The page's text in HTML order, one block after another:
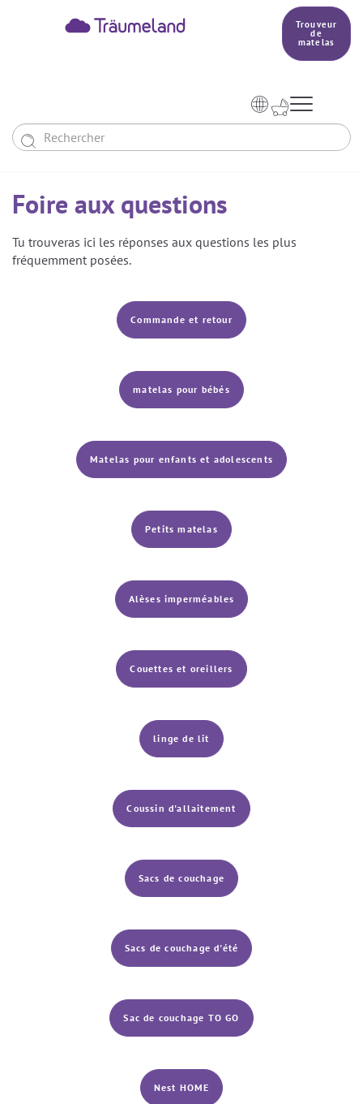
Trouveur
de
matelas

Aperçu des textiles
Notre pays de rêve
PRODUCTION


Foire aux questions
Tu trouveras ici les réponses aux questions les plus
fréquemment posées.
Commande et retour
matelas pour bébés
Matelas pour enfants et adolescents
Petits matelas
Alèses imperméables
Couettes et oreillers
linge de lit
Coussin d'allaitement
Sacs de couchage
Sacs de couchage d'été
Sac de couchage TO GO
Nest HOME